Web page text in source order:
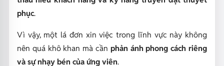
phục.
Vì vậy, một lá đơn xin việc trong lĩnh vực này không
nên quá khô khan mà cần phản ánh phong cách riêng
và sự nhạy bén của ứng viên.